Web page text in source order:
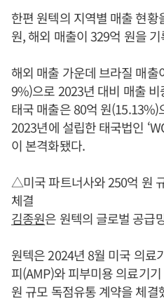
한편 원텍의 지역별 매출 현
원, 해외 매출이 329억 원을
해외 매출 가운데 브라질 매
9%)으로 2023년 대비 매출
태국 매출은 80억 원
2023년에 설립한 태국법인
이 본격화됐다.
△미국 파트너사와 250억 원
체결
김종원은 원텍의 글로벌 공급
원텍은 2024년 8월 미국 의료
피(AMP)와 피부미용 의료기
원 규모 독점유통 계약을 체결